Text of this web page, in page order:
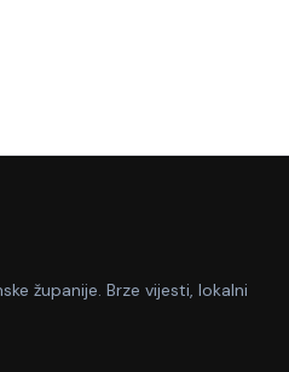
županije. Brze vijesti, lokalni